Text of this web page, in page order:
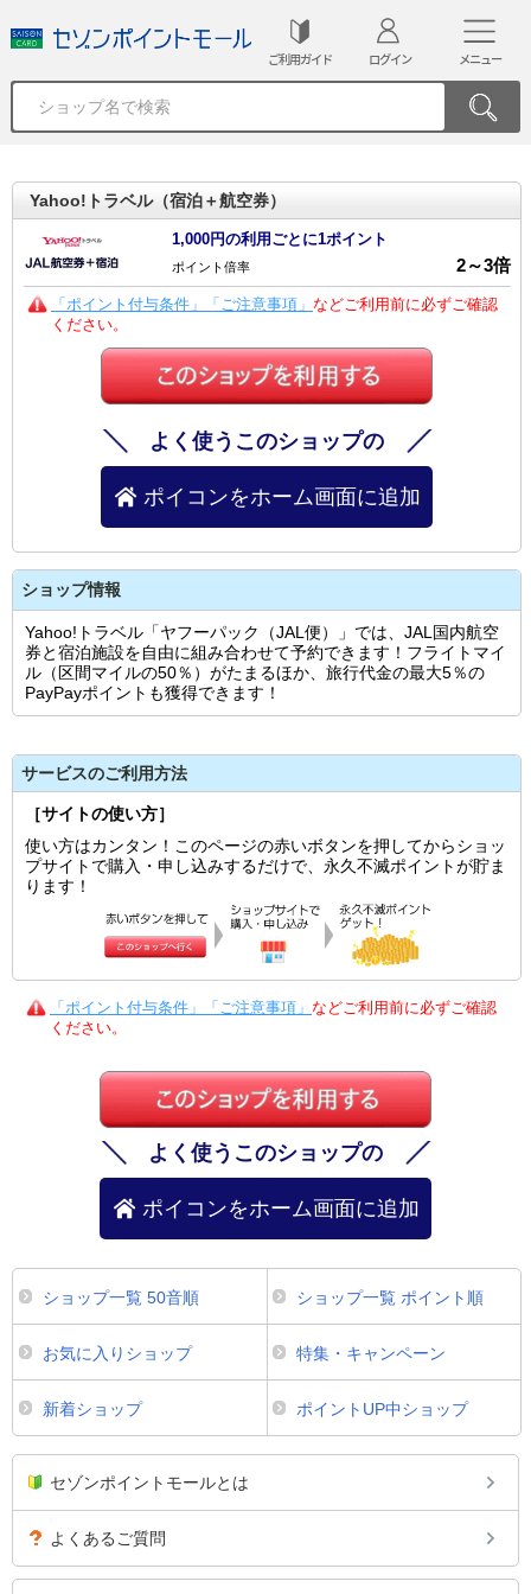
ご利用ガイド ログイン メニュー
Yahoo!トラベル（宿泊＋航空券）
1,000円の利用ごとに1ポイント
ポイント倍率 2～3倍
「ポイント付与条件」「ご注意事項」 などご利用前に必ずご確認
ください。
よく使うこのショップの
ポイコンをホーム画面に追加
ショップ情報
Yahoo!トラベル「ヤフーパック（JAL便）」では、JAL国内航空
券と宿泊施設を自由に組み合わせて予約できます！フライトマイ
ル（区間マイルの50％）がたまるほか、旅行代金の最大5％の
PayPayポイントも獲得できます！
サービスのご利用方法
［サイトの使い方］
使い方はカンタン！このページの赤いボタンを押してからショッ
プサイトで購入・申し込みするだけで、永久不滅ポイントが貯ま
ります！
「ポイント付与条件」「ご注意事項」 などご利用前に必ずご確認
ください。
よく使うこのショップの
ポイコンをホーム画面に追加
ショップ一覧 50音順 ショップ一覧 ポイント順
お気に入りショップ 特集・キャンペーン
新着ショップ ポイントUP中ショップ
セゾンポイントモールとは
よくあるご質問